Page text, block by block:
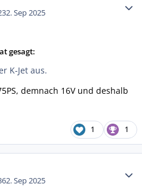
2. Sep 2025
gesagt:
K-Jet aus.
demnach 16V und deshalb
1 1
2. Sep 2025